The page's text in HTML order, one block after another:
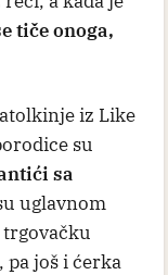
tiče onoga,
iz Like
su
sa
uglavnom
još i ćerka